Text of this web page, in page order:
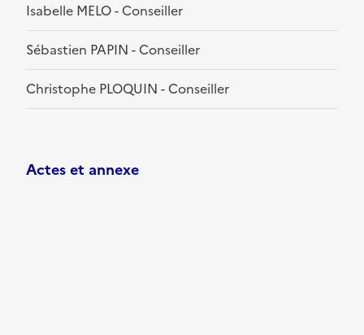
Isabelle MELO - Conseiller
Sébastien PAPIN - Conseiller
Christophe PLOQUIN - Conseiller
Actes et annexe